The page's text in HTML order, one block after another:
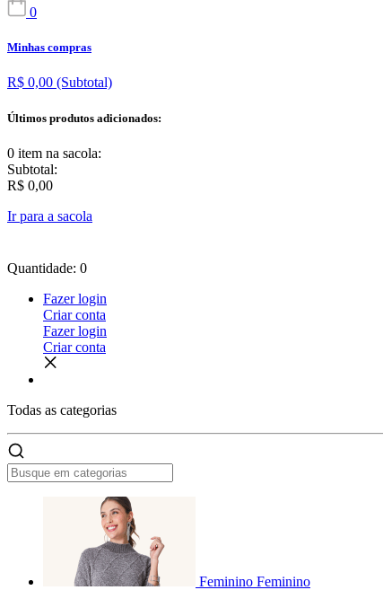
0
Minhas compras
R$ 0,00 (Subtotal)
Últimos produtos adicionados:
0 item na sacola:
Subtotal:
R$ 0,00
Ir para a sacola
Quantidade: 0
Fazer login
Criar conta
Fazer login
Criar conta
Todas as categorias
Feminino Feminino